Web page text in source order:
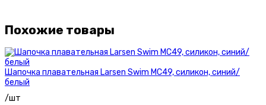
Похожие товары
Шапочка плавательная Larsen Swim MC49, силикон, синий/
белый
/шт